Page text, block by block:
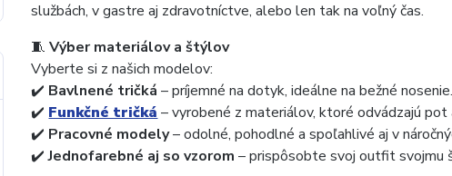
službách, v gastre aj zdravotníctve, alebo len tak na voľný čas.
🧵Výber materiálov a štýlov
Vyberte si z našich modelov:
✔️ Bavlnené tričká – príjemné na dotyk, ideálne na bežné nosenie.
✔️ Funkčné tričká – vyrobené z materiálov, ktoré odvádzajú pot
✔️ Pracovné modely– odolné, pohodlné a spoľahlivé aj v
✔️Jednofarebné aj so vzorom – prispôsobte svoj outfit svojmu